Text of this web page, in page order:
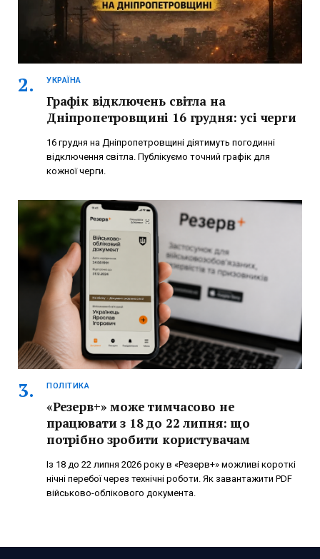
УКРАЇНА
Графік відключень світла на
Дніпропетровщині 16 грудня: усі черги
16 грудня на Дніпропетровщині діятимуть погодинні
відключення світла. Публікуємо точний графік для
кожної черги.
ПОЛІТИКА
«Резерв+» може тимчасово не
працювати з 18 до 22 липня: що
потрібно зробити користувачам
Із 18 до 22 липня 2026 року в «Резерв+» можливі короткі
нічні перебої через технічні роботи. Як завантажити PDF
військово-облікового документа.